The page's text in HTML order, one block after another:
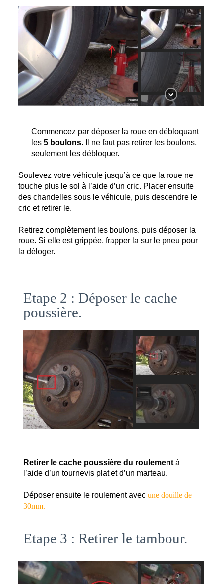
Commencez par déposer la roue en débloquant
les 5 boulons. Il ne faut pas retirer les boulons,
seulement les débloquer.
Soulevez votre véhicule jusqu’à ce que la roue ne
touche plus le sol à l’aide d’un cric. Placer ensuite
des chandelles sous le véhicule, puis descendre le
cric et retirer le.
Retirez complètement les boulons. puis déposer la
roue. Si elle est grippée, frapper la sur le pneu pour
la déloger.
Etape 2 : Déposer le cache
poussière.
Retirer le cache poussière du roulement à
l’aide d’un tournevis plat et d’un marteau.
Déposer ensuite le roulement avec une douille de
30mm.
Etape 3 : Retirer le tambour.